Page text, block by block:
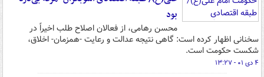
بود
محسن رهامی، از فعالان اصلاح طلب اخیراً در
سخنانی اظهار کرده است: گاهی نتیجه عدالت و رعایت -همزمان- اخلاق،
شکست حکومت است.
۴ دی ۰۱ - ۱۳:۲۷